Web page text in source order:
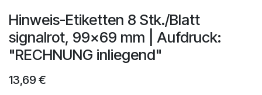
Hinweis-Etiketten 8 Stk./Blatt
signalrot, 99x69 mm | Aufdruck:
"RECHNUNG inliegend"
13,69€